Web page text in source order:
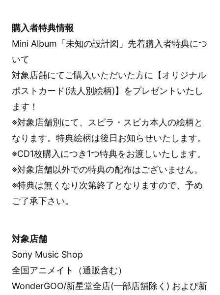
購入者特典情報
Mini Album「未知の設計図」先着購入者特典につ
いて
対象店舗にてご購入いただいた方に【オリジナル
ポストカード(法人別絵柄)】をプレゼントいたし
ます！
※対象店舗別にて、スピラ・スピカ本人の絵柄と
なります。特典絵柄は後日お知らせいたします。
※CD1枚購入につき1つ特典をお渡しいたします。
※対象店舗以外での特典の配布はございません。
※特典は無くなり次第終了となりますので、予め
ご了承下さい。
対象店舗
Sony Music Shop
全国アニメイト（通販含む）
WonderGOO/新星堂全店(一部店舖除く) および新